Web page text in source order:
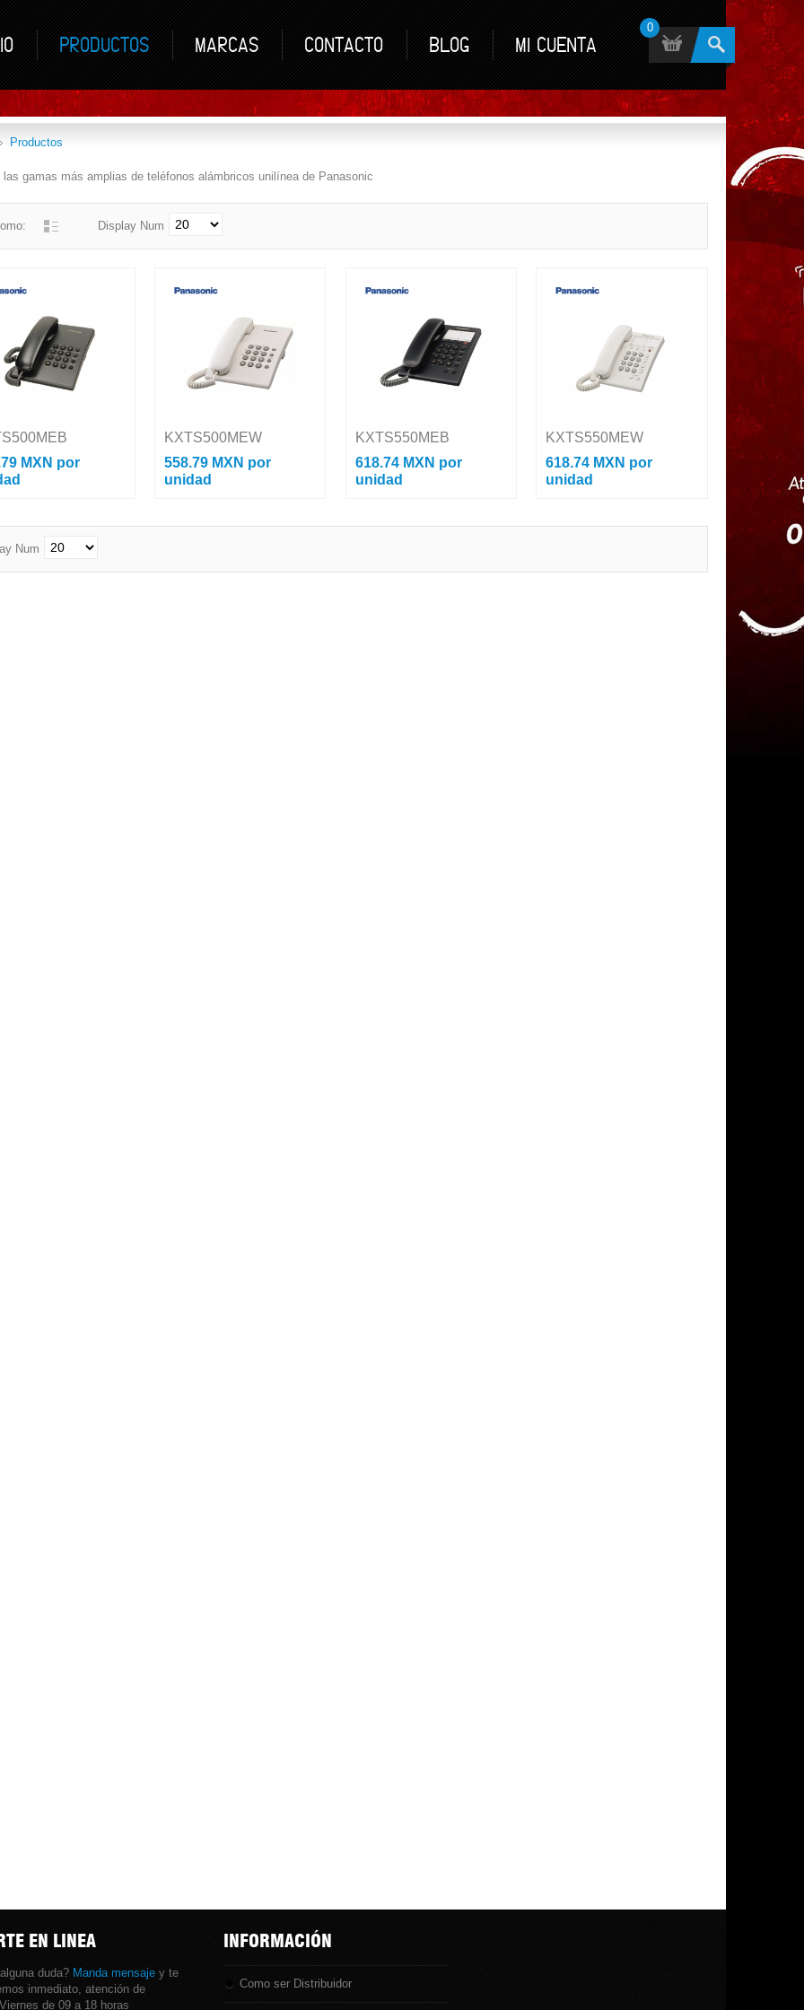
0
PRODUCTOS MARCAS CONTACTO BLOG MI CUENTA
Productos
las gamas más amplias de teléfonos alámbricos unilínea de Panasonic
Display Num
MXN por
Redial.
Color : Negro
Telefónicas : 1 Timbre
: Si Memoria de...
KXTS500MEW
558.79 MXN por
unidad
Flash / redial. Especificaciones:
: Si Memoria de...
KXTS550MEB
618.74 MXN por
unidad
Flash / Redial / 13 memorias.
Distintivo :...
KXTS550MEW
618.74 MXN por
unidad
Flash / Redial / 13 memorias.
Distintivo :...
Num
EN LINEA
duda? Manda mensaje y te
inmediato, atención de
de 09 a 18 horas
INFORMACIÓN
Como ser Distribuidor